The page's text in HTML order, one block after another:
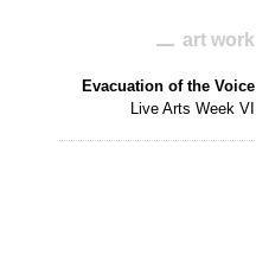
art work
Evacuation of the Voice
Live Arts Week VI